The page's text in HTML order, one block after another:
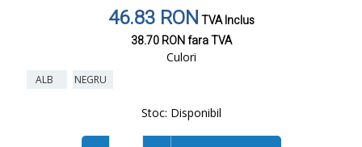
46.83 RONTVA Inclus
38.70 RONfara TVA
Culori
ALB NEGRU
Stoc: Disponibil